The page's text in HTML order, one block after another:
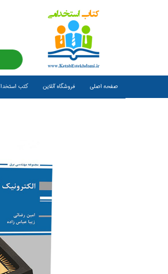
صفحه اصلی فروشگاه آنلاین کتب